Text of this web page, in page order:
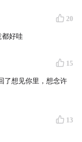
20
都好哇
15
了想见你里，想念许
13